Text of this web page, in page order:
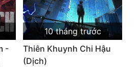
-
10 tháng trước
Thiên Khuynh Chi Hậu
(Dịch)